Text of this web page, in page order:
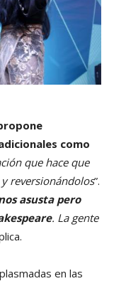
como
que hace que
reversionándolos”.
asusta pero
. La gente
en las